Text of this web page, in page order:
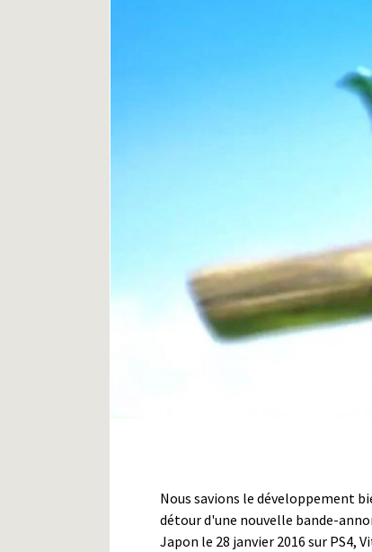
Nous savions le développement
détour d'une nouvelle bande-
Japon le 28 janvier 2016 sur PS4,